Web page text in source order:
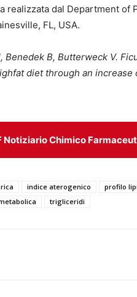
realizzata dal Department of
FL, USA.
B, Butterweck V.
diet through an increase
Notiziario Chimico
indice aterogenico
profilo
trigliceridi